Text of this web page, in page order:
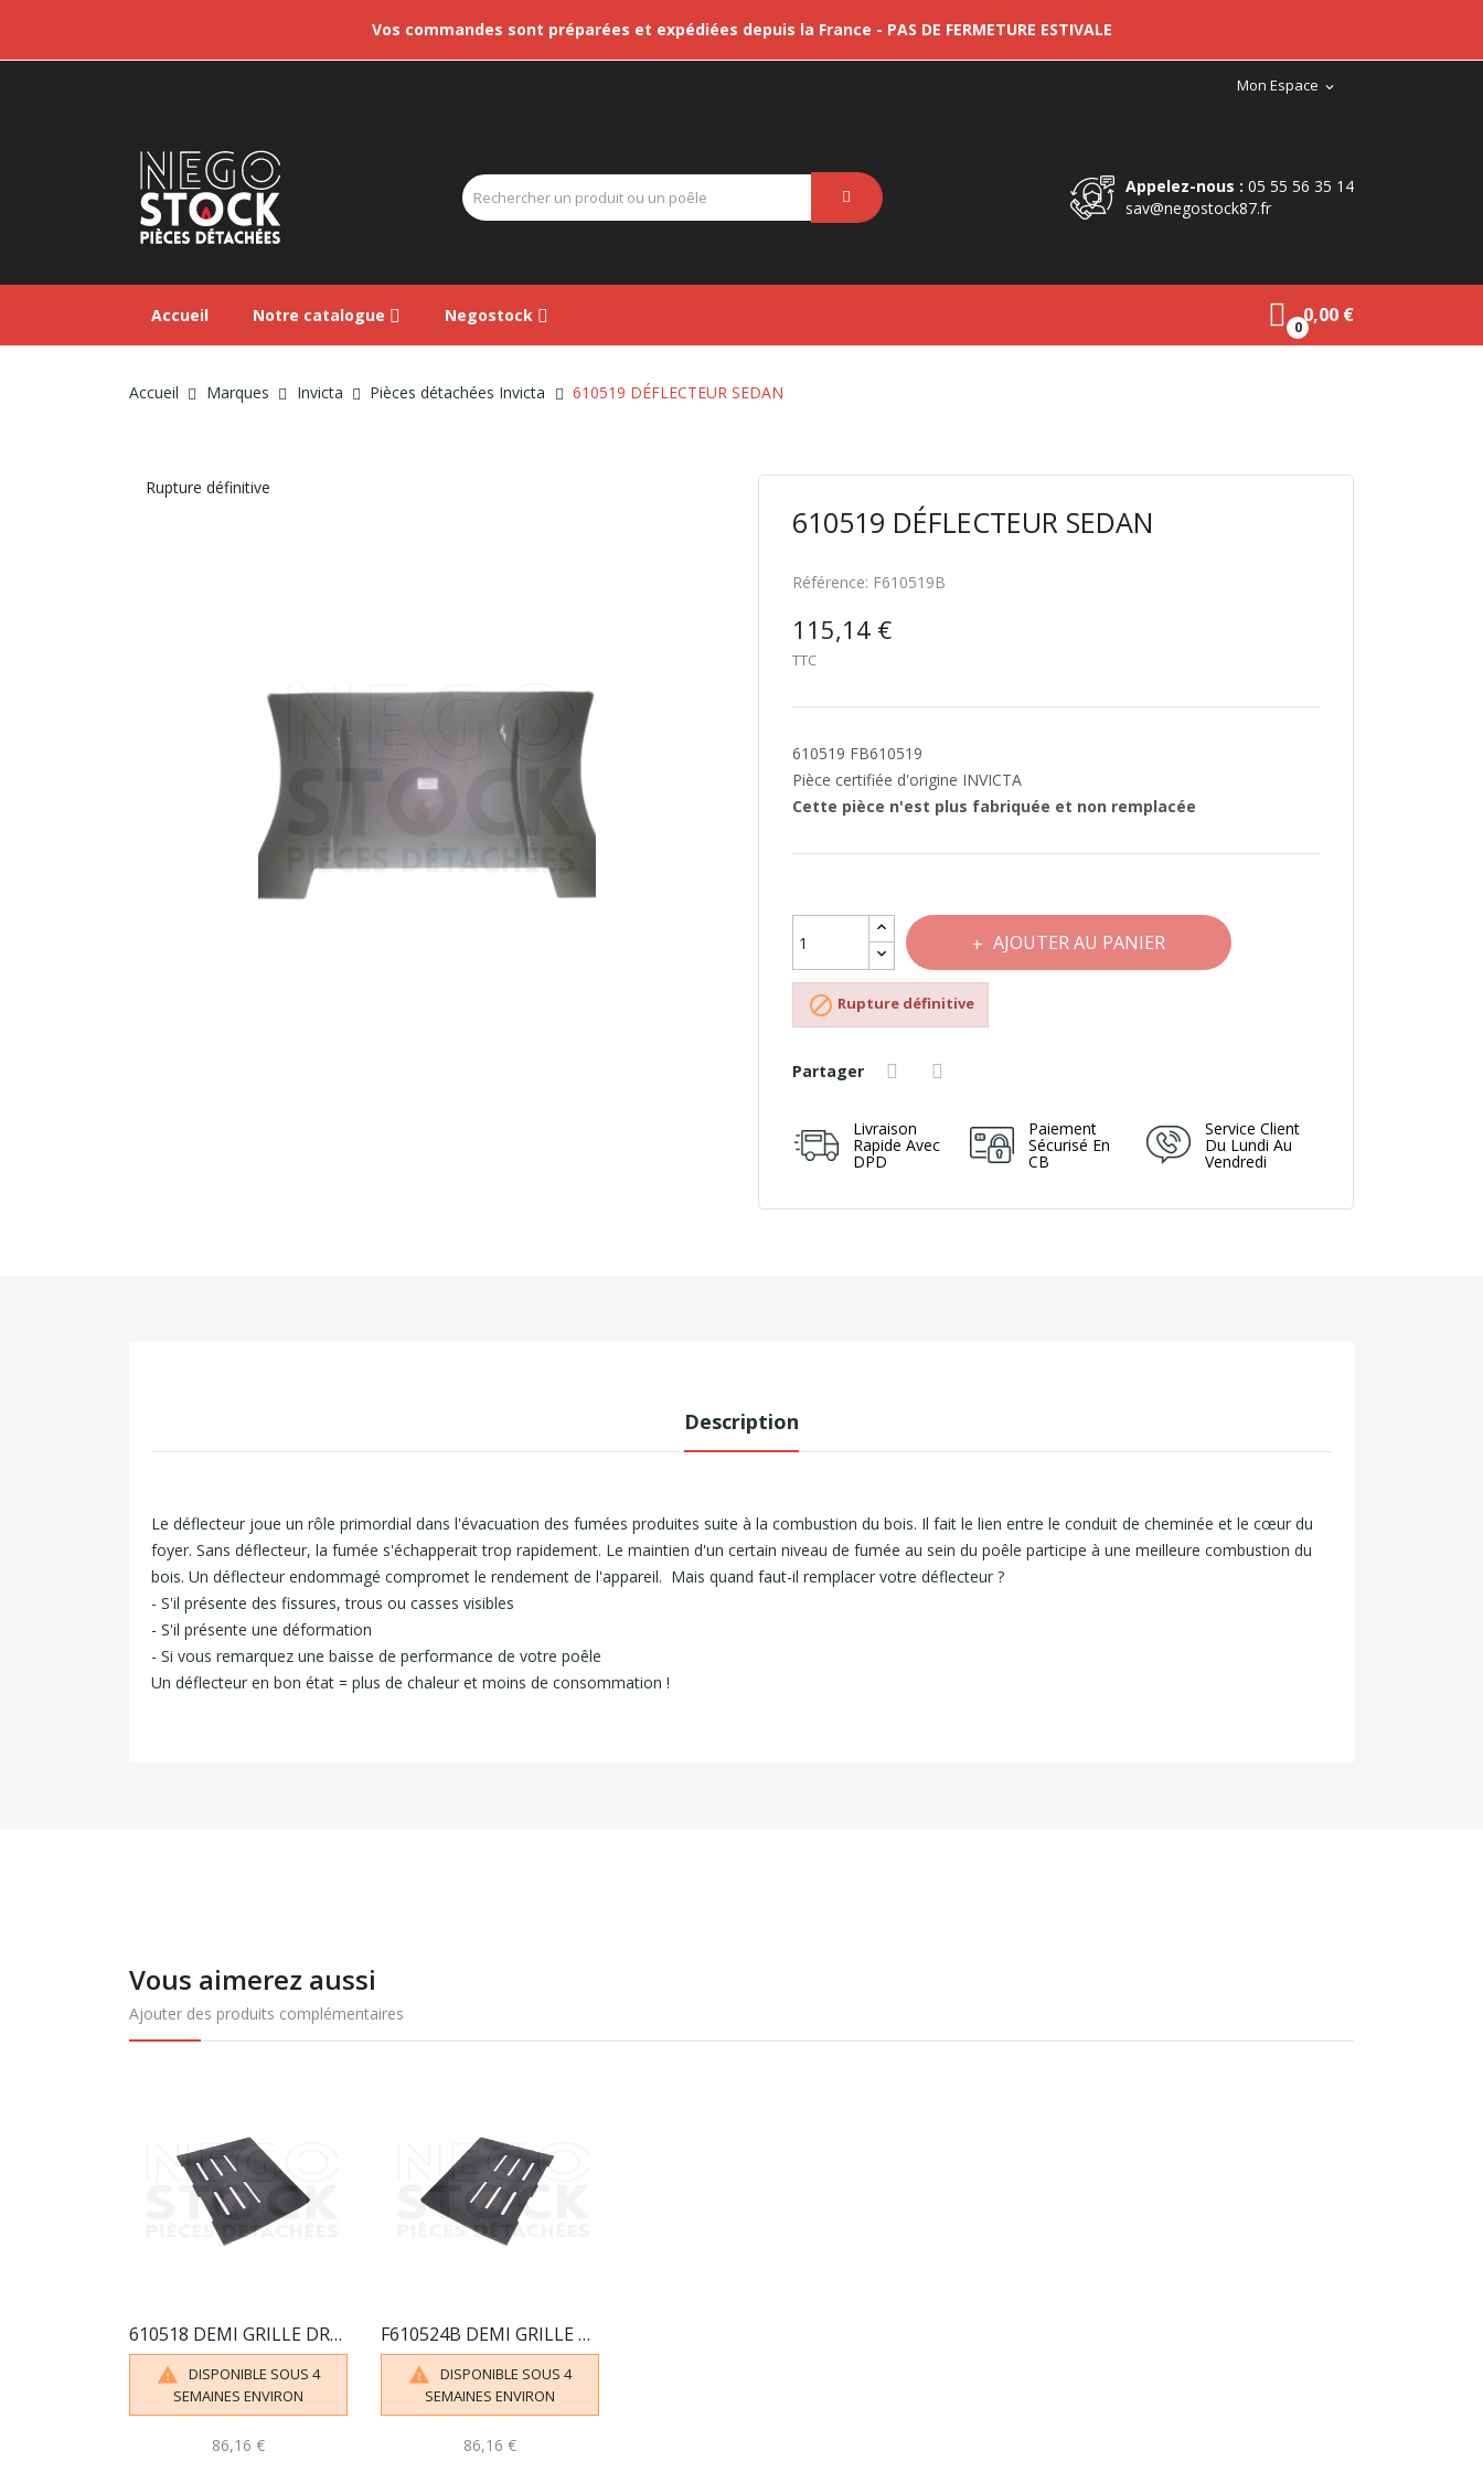
Vos commandes sont préparées et expédiées depuis la France - PAS DE FERMETURE ESTIVALE
Mon Espace expand_more
0
0,00 €
Appelez-nous : 05 55 56 35 14
sav@negostock87.fr
Accueil Notre catalogue Negostock
Accueil Marques Invicta Pièces détachées Invicta 610519 DÉFLECTEUR SEDAN
Rupture définitive
610519 DÉFLECTEUR SEDAN
Référence: F610519B
115,14 €
TTC
610519 FB610519
Pièce certifiée d'origine INVICTA
Cette pièce n'est plus fabriquée et non remplacée
AJOUTER AU PANIER
 Rupture définitive
Partager
Livraison
Rapide Avec
DPD
Paiement
Sécurisé En
CB
Service Client
Du Lundi Au
Vendredi
Description
Le déflecteur joue un rôle primordial dans l'évacuation des fumées produites suite à la combustion du bois. Il fait le lien entre le conduit de cheminée et le cœur du
foyer. Sans déflecteur, la fumée s'échapperait trop rapidement. Le maintien d'un certain niveau de fumée au sein du poêle participe à une meilleure combustion du
bois. Un déflecteur endommagé compromet le rendement de l'appareil. Mais quand faut-il remplacer votre déflecteur ?
- S'il présente des fissures, trous ou casses visibles
- S'il présente une déformation
- Si vous remarquez une baisse de performance de votre poêle
Un déflecteur en bon état = plus de chaleur et moins de consommation !
Vous aimerez aussi
Ajouter des produits complémentaires
610518 DEMI GRILLE DROITE SEDAN

DISPONIBLE SOUS 4
SEMAINES ENVIRON
86,16 €
F610524B DEMI GRILLE GAUCHE SEDAN

DISPONIBLE SOUS 4
SEMAINES ENVIRON
86,16 €